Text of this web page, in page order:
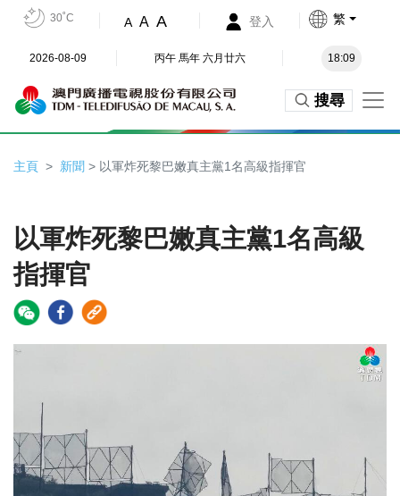
30˚C A A A 登入 繁
2026-08-09 丙午 馬年 六月廿六 18:09
搜尋
主頁 新聞 > 以軍炸死黎巴嫩真主黨1名高級指揮官
以軍炸死黎巴嫩真主黨1名高級
指揮官